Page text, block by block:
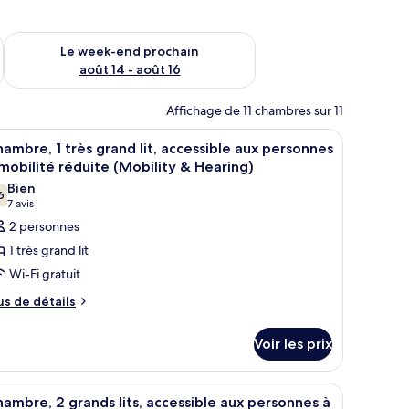
août 7 - août 9
Le week-end prochain
août 14 - août 16
Vérifier la disponibilité pour le week-end prochain août 14 -
Affichage de 11 chambres sur 11
des rideaux.
un bureau avec une chaise, une télévision et une grande fenêtre avec des
:
Une chambre d’hôtel avec un grand lit, un
13
1 très grand lit, accessible aux personnes
réduite (Mobility & Hearing)
sur 10
Bien
7 avis
(7 avis)
2 personnes
1 très grand lit
Wi-Fi gratuit
de détails
Voir les prix
une chaise et une télévision.Une chambre d’hôtel avec deux lits, un
16
2 grands lits, accessible aux personnes à